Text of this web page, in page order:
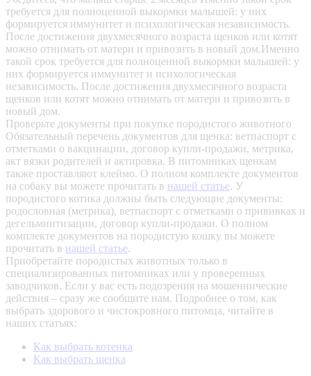
требуется для полноценной выкормки малышей: у них
формируется иммунитет и психологическая независимость.
После достижения двухмесячного возраста щенков или котят
можно отнимать от матери и привозить в новый дом.Именно
такой срок требуется для полноценной выкормки малышей: у
них формируется иммунитет и психологическая
независимость. После достижения двухмесячного возраста
щенков или котят можно отнимать от матери и привозить в
новый дом.
Проверьте документы при покупке породистого животного
Обязательный перечень документов для щенка: ветпаспорт с
отметками о вакцинации, договор купли-продажи, метрика,
акт вязки родителей и актировка. В питомниках щенкам
также проставляют клеймо. О полном комплекте документов
на собаку вы можете прочитать в нашей статье. У
породистого котика должны быть следующие документы:
родословная (метрика), ветпаспорт с отметками о прививках и
дегельминтизации, договор купли-продажи. О полном
комплекте документов на породистую кошку вы можете
прочитать в нашей статье.
Приобретайте породистых животных только в
специализированных питомниках или у проверенных
заводчиков. Если у вас есть подозрения на мошеннические
действия – сразу же сообщите нам. Подробнее о том, как
выбрать здорового и чистокровного питомца, читайте в
наших статьях:
Как выбрать котенка
Как выбрать щенка